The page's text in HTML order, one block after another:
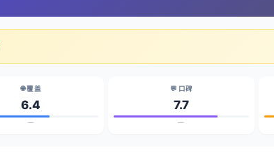
🌐 覆盖
6.4
—
💬 口碑
7.7
—